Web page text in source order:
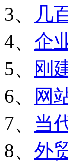
3、
几
4、 企
5、
刚
6、
网
7、 当
8、 外